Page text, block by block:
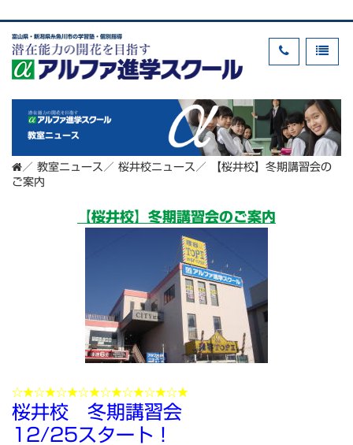
富山県・新潟県糸魚川市の学習塾・個別指導
教室ニュース
／ 教室ニュース ／ 桜井校ニュース ／
【桜井校】冬期講習会の
ご案内
【桜井校】冬期講習会のご案内
☆★☆★☆★☆★☆★☆★☆★☆★
桜井校 冬期講習会
12/25スタート！